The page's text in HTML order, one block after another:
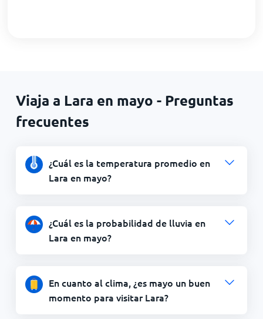
Viaja a Lara en mayo - Preguntas
frecuentes
¿Cuál es la temperatura promedio en
Lara en mayo?
¿Cuál es la probabilidad de lluvia en
Lara en mayo?
En cuanto al clima, ¿es mayo un buen
momento para visitar Lara?